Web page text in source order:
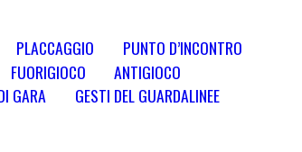
PLACCAGGIO
PUNTO D’INCONTRO
FUORIGIOCO
ANTIGIOCO
GARA
GESTI DEL GUARDALINEE